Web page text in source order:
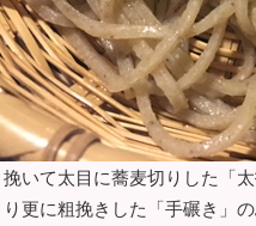
いて太目に蕎麦切りした「太
更に粗挽きした「手碾き」の